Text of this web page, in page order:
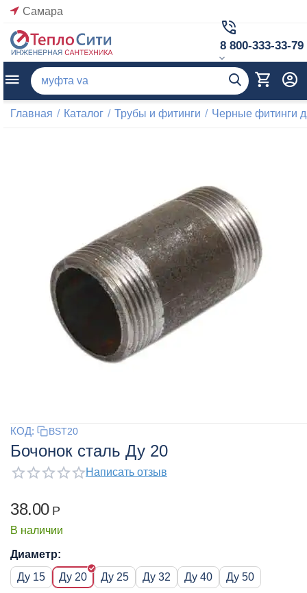
Самара
8 800-333-33-79
Главная / Каталог / Трубы и фитинги / Черные фитинги
КОД: BST20
Бочонок сталь Ду 20
Написать отзыв
38.00 Р
В наличии
Диаметр:
Ду 15
Ду 20 Ду 25 Ду 32 Ду 40 Ду 50